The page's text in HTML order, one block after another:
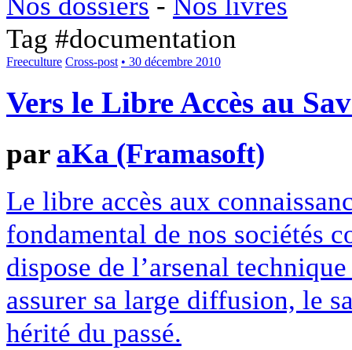
Tag #documentation
Freeculture Cross-post • 30 décembre 2010
Vers le Libre Accès au
par aKa (Framasoft)
Le libre accès aux
fondamental de nos sociétés
dispose de l’arsenal
assurer sa large diffusion, le
hérité du passé.